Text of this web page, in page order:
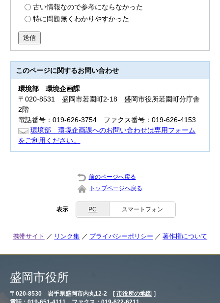
古い情報なので参考にならなかった
特に問題無くわかりやすかった
送信
このページに関するお問い合わせ
環境部環境企画課
〒020-8531 盛岡市若園町2-18 盛岡市役所若園町分庁舎
2階
電話番号：019-626-3754 ファクス番号：019-626-4153
環境部 環境企画課へのお問い合わせは専用フォーム
をご利用ください。
前のページへ戻る
トップページへ戻る
表示 PC スマートフォン
携帯サイト リンク集 プライバシーポリシー 著作権について
盛岡市役所
〒020-8530 岩手県盛岡市内丸12-2 [ 市役所の地図 ］